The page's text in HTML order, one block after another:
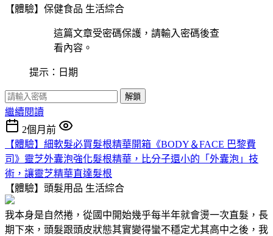
【體驗】保健食品 生活綜合
這篇文章受密碼保護，請輸入密碼後查
看內容。
提示：日期
解鎖
繼續閱讀
2個月前
【體驗】細軟髮必買髮根精華開箱《BODY＆FACE 巴黎費
司》靈芝外囊泡強化髮根精華，比分子還小的「外囊泡」技
術，讓靈芝精華直達髮根
【體驗】頭髮用品 生活綜合
我本身是自然捲，從國中開始幾乎每半年就會燙一次直髮，長
期下來，頭髮跟頭皮狀態其實變得蠻不穩定尤其高中之後，我